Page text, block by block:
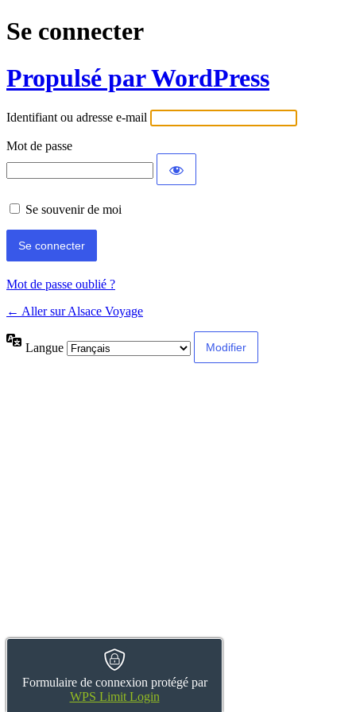
Se connecter
Propulsé par WordPress
Identifiant ou adresse e-mail
Mot de passe
Formulaire de connexion protégé par
WPS Limit Login
Se souvenir de moi
Mot de passe oublié ?
← Aller sur Alsace Voyage
Langue